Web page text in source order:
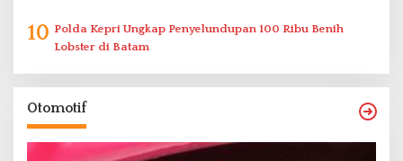
10 Polda Kepri Ungkap Penyelundupan 100 Ribu Benih
Lobster di Batam
Otomotif